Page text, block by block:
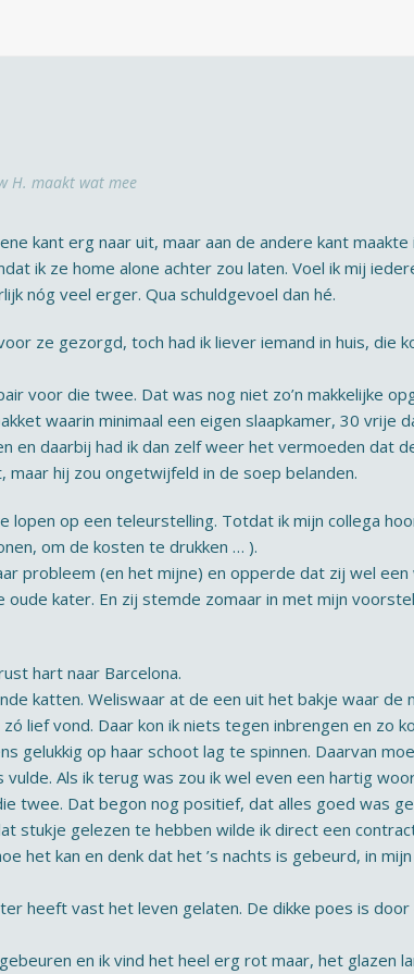
H. maakt wat mee
kant erg naar uit, maar aan de andere kant
ik ze home alone achter zou laten. Voel ik mij
nóg veel erger. Qua schuldgevoel dan hé.
ze gezorgd, toch had ik liever iemand in huis, die
voor die twee. Dat was nog niet zo’n makkelijke
waarin minimaal een eigen slaapkamer, 30
en daarbij had ik dan zelf weer het vermoeden dat
hij zou ongetwijfeld in de soep belanden.
lopen op een teleurstelling. Totdat ik mijn collega
om de kosten te drukken … ).
probleem (en het mijne) en opperde dat zij wel
kater. En zij stemde zomaar in met mijn
hart naar Barcelona.
katten. Weliswaar at de een uit het bakje waar
lief vond. Daar kon ik niets tegen inbrengen en zo
gelukkig op haar schoot lag te spinnen. Daarvan
Als ik terug was zou ik wel even een hartig
twee. Dat begon nog positief, dat alles goed was
stukje gelezen te hebben wilde ik direct een
het kan en denk dat het ’s nachts is gebeurd, in
heeft vast het leven gelaten. De dikke poes is
en ik vind het heel erg rot maar, het glazen